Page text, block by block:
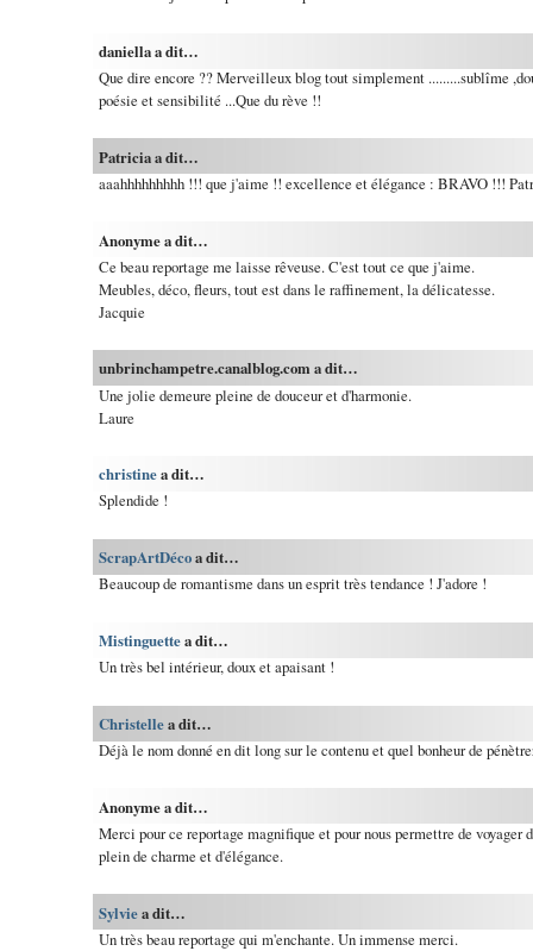
daniella a dit…
Que dire encore ?? Merveilleux blog tout simplement .........sublîme
poésie et sensibilité ...Que du rève !!
Patricia a dit…
aaahhhhhhhhh !!! que j'aime !! excellence et élégance : BRAVO !!!
Anonyme a dit…
Ce beau reportage me laisse rêveuse. C'est tout ce que j'aime.
Meubles, déco, fleurs, tout est dans le raffinement, la délicatesse.
Jacquie
unbrinchampetre.canalblog.com a dit…
Une jolie demeure pleine de douceur et d'harmonie.
Laure
christinea dit…
Splendide !
ScrapArtDécoa dit…
Beaucoup de romantisme dans un esprit très tendance ! J'adore !
Mistinguettea dit…
Un très bel intérieur, doux et apaisant !
Christellea dit…
Déjà le nom donné en dit long sur le contenu et quel bonheur de
Anonyme a dit…
Merci pour ce reportage magnifique et pour nous permettre de voyager
plein de charme et d'élégance.
Sylviea dit…
Un très beau reportage qui m'enchante. Un immense merci.